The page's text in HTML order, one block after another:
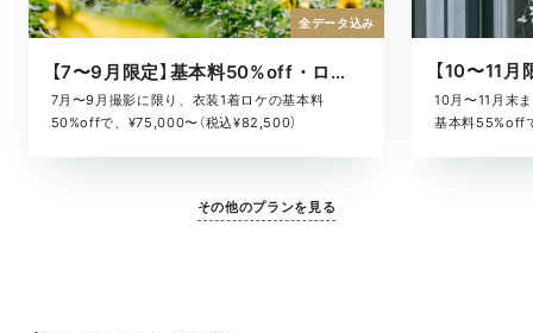
【7〜9月限定】基本料50%off・ロケキャンペーン
7月〜9月撮影に限り、衣装1着ロケの基本料
50%offで、¥75,000〜（税込¥82,500）
全データ込み
10月〜11月末
基本料55%off
その他のプランを見る